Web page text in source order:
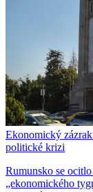
Ekonomický
politické krizi
Rumunsko se
„ekonomického